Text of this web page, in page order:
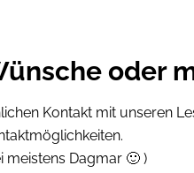
oder
Kontakt mit unseren
meistens Dagmar 🙂 )